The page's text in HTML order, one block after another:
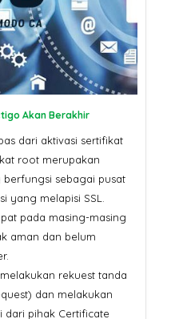
Akan Berakhir
dari aktivasi sertifikat
root merupakan
sebagai pusat
yang melapisi SSL.
pada masing-masing
aman dan belum
rekuest tanda
dan melakukan
dari pihak Certificate